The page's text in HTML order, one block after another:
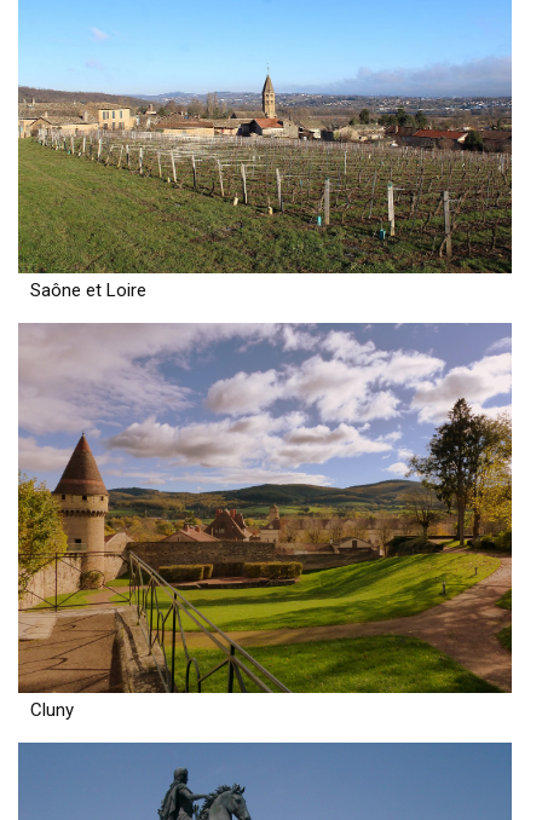
Saône et Loire
Cluny